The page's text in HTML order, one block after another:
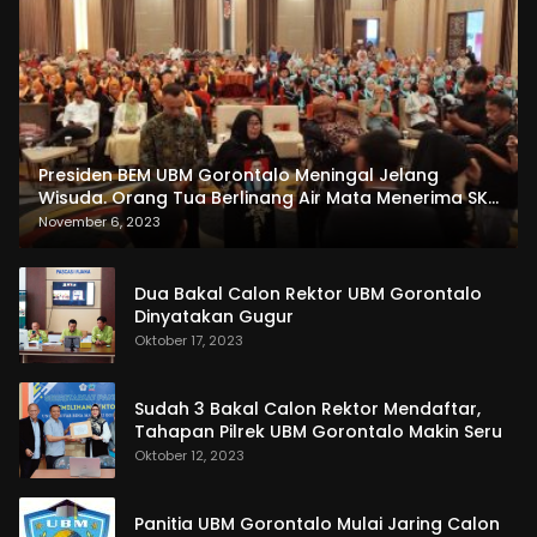
Presiden BEM UBM Gorontalo Meningal Jelang
Wisuda. Orang Tua Berlinang Air Mata Menerima SKL
dan Pemasangan Salempang
November 6, 2023
Dua Bakal Calon Rektor UBM Gorontalo
Dinyatakan Gugur
Oktober 17, 2023
Sudah 3 Bakal Calon Rektor Mendaftar,
Tahapan Pilrek UBM Gorontalo Makin Seru
Oktober 12, 2023
Panitia UBM Gorontalo Mulai Jaring Calon